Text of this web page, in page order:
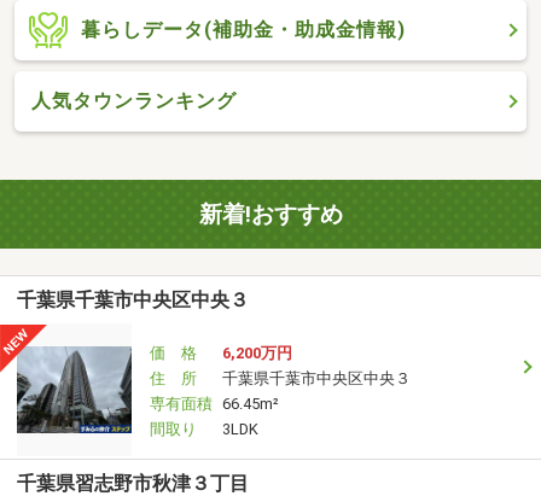
暮らしデータ(補助金・助成金情報)
人気タウンランキング
新着!おすすめ
千葉県千葉市中央区中央３
価 格
6,200万円
住 所
千葉県千葉市中央区中央３
専有面積 66.45m²
間取り
3LDK
千葉県習志野市秋津３丁目